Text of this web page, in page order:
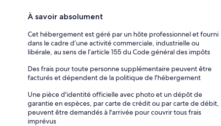
À savoir absolument
Cet hébergement est géré par un hôte professionnel et fourni
dans le cadre d’une activité commerciale, industrielle ou
libérale, au sens de l’article 155 du Code général des impôts
Des frais pour toute personne supplémentaire peuvent être
facturés et dépendent de la politique de l'hébergement
Une pièce d'identité officielle avec photo et un dépôt de
garantie en espèces, par carte de crédit ou par carte de débit,
peuvent être demandés à l'arrivée pour couvrir tous frais
imprévus